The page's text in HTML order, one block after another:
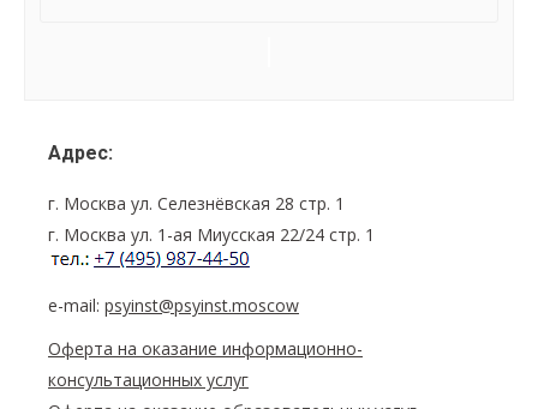
Адрес:
г. Москва ул. Селезнёвская 28 стр. 1
г. Москва ул. 1-ая Миусская 22/24 стр. 1
e-mail: psyinst@psyinst.moscow
Оферта на оказание информационно-
консультационных услуг